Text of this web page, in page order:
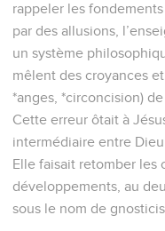
7 C’est Épaphras, notre
a donné cet
fidèle serviteur du Christ.
8 Il nous a informés de
donné.
9 C’est pourquoi nous
depuis le jour où nous
demandons à Dieu de
volonté, grâce à toute la
son Esprit.